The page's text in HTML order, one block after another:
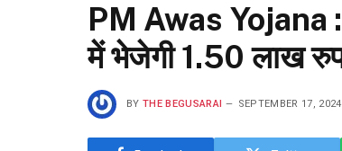
PM Awas Yojana :
में भेजेगी 1.50 लाख
BY THE BEGUSARAI SEPTEMBER 17,